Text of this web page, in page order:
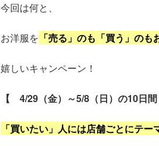
今回は何と、
お洋服を 「売る」のも「買う」の
嬉しいキャンペーン！
【 4/29（金）～5/8（日）の10日
「買いたい」人には店舗ごとにテ